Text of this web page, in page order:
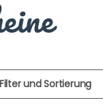
Filter und Sortierung